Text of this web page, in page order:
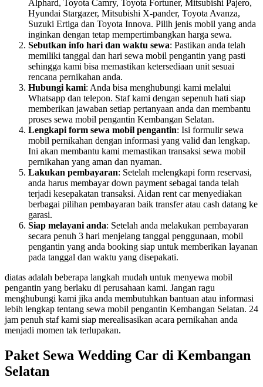
Alphard, Toyota Camry, Toyota Fortuner, Mitsubishi Pajero,
Hyundai Stargazer, Mitsubishi X-pander, Toyota Avanza,
Suzuki Ertiga dan Toyota Innova. Pilih jenis mobil yang anda
inginkan dengan tetap mempertimbangkan harga sewa.
Sebutkan info hari dan waktu sewa: Pastikan anda telah
memiliki tanggal dan hari sewa mobil pengantin yang pasti
sehingga kami bisa memastikan ketersediaan unit sesuai
rencana pernikahan anda.
Hubungi kami: Anda bisa menghubungi kami melalui
Whatsapp dan telepon. Staf kami dengan sepenuh hati siap
memberikan jawaban setiap pertanyaan anda dan membantu
proses sewa mobil pengantin Kembangan Selatan.
Lengkapi form sewa mobil pengantin: Isi formulir sewa
mobil pernikahan dengan informasi yang valid dan lengkap.
Ini akan membantu kami memastikan transaksi sewa mobil
pernikahan yang aman dan nyaman.
Lakukan pembayaran: Setelah melengkapi form reservasi,
anda harus membayar down payment sebagai tanda telah
terjadi kesepakatan transaksi. Aidan rent car menyediakan
berbagai pilihan pembayaran baik transfer atau cash datang ke
garasi.
Siap melayani anda: Setelah anda melakukan pembayaran
secara penuh 3 hari menjelang tanggal penggunaan, mobil
pengantin yang anda booking siap untuk memberikan layanan
pada tanggal dan waktu yang disepakati.
diatas adalah beberapa langkah mudah untuk menyewa mobil
pengantin yang berlaku di perusahaan kami. Jangan ragu
menghubungi kami jika anda membutuhkan bantuan atau informasi
lebih lengkap tentang sewa mobil pengantin Kembangan Selatan. 24
jam penuh staf kami siap merealisasikan acara pernikahan anda
menjadi momen tak terlupakan.
Paket Sewa Wedding Car di Kembangan
Selatan